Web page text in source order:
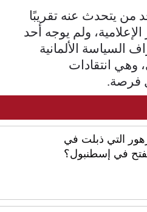
من يتحدث عنه تقريبًا
الإعلامية، ولم يوجه أحد
السياسة الألمانية
وهي انتقادات
فرصة.
التي ذبلت في
في إسطنبول؟